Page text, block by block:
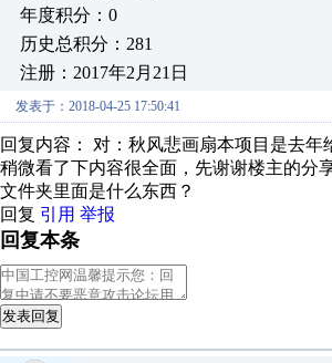
年度积分：0
历史总积分：281
注册：2017年2月21日
发表于：2018-04-25 17:50:41
回复内容： 对：秋风悲画扇本项目是去
稍微看了下内容很全面，先谢谢楼主的分
文件夹里面是什么东西？
回复 引用 举报
回复本条
发表回复